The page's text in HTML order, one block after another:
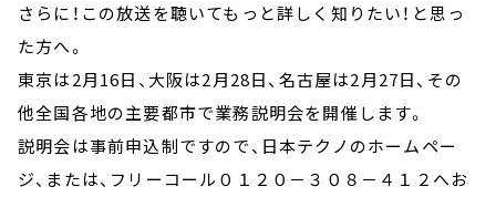
さらに！この放送を聴いてもっと詳しく知りたい！と思っ
た方へ。
東京は2月16日、大阪は2月28日、名古屋は2月27日、その
他全国各地の主要都市で業務説明会を開催します。
説明会は事前申込制ですので、日本テクノのホームペー
ジ、または、フリーコール０１２０－３０８－４１２へお